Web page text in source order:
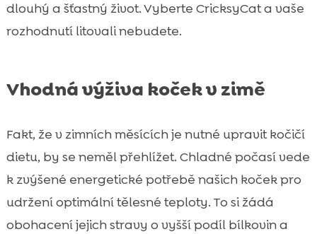
dlouhý a šťastný život. Vyberte CricksyCat a vaše
rozhodnutí litovali nebudete.
Vhodná výživa koček v zimě
Fakt, že v zimních měsících je nutné upravit kočičí
dietu, by se neměl přehlížet. Chladné počasí vede
k zvýšené energetické potřebě našich koček pro
udržení optimální tělesné teploty. To si žádá
obohacení jejich stravy o vyšší podíl bílkovin a